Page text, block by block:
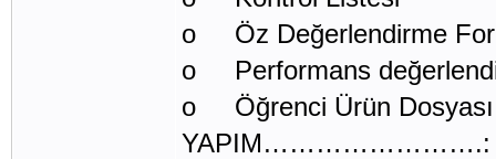
o Öz Değerlendirme
o Performans
o Öğrenci Ürün Dosyası
YAPIM…………………….: 1